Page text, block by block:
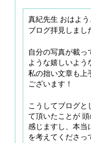
真紀先生 おはよう
ブログ拝見しまし
自分の写真が載っ
ような嬉しいよ
私の拙い文章も上
ございます！
こうしてブログと
て頂いたことが
感じますし、本当
を考えてくださっ